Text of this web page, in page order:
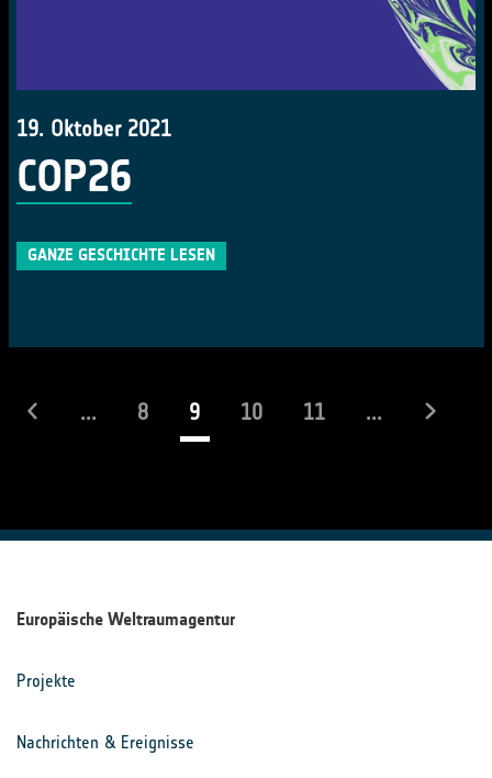
19. Oktober 2021
COP26
GANZE GESCHICHTE LESEN
... 8 9(laufend)
10 11 ...
Europäische Weltraumagentur
Projekte
Nachrichten & Ereignisse